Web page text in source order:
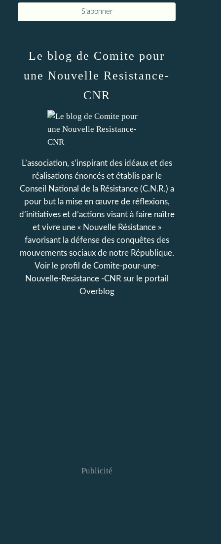
Le blog de Comite pour
une Nouvelle Resistance-
CNR
L’association, s’inspirant des idéaux et des
réalisations énoncés et établis par le
Conseil National de la Résistance (C.N.R.) a
pour but la mise en œuvre de réflexions,
d’initiatives et d’actions visant à faire naître
et vivre une « Nouvelle Résistance »
favorisant la défense des conquêtes des
mouvements sociaux de notre République.
Voir le profil de Comite-pour-une-
Nouvelle-Resistance -CNR sur le portail
Overblog
Publicité